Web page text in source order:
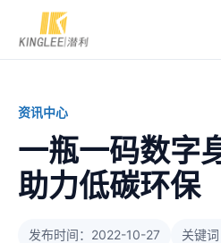
资讯中心
一瓶一码数字
助力低碳环保
发布时间：2022-10-27 关键